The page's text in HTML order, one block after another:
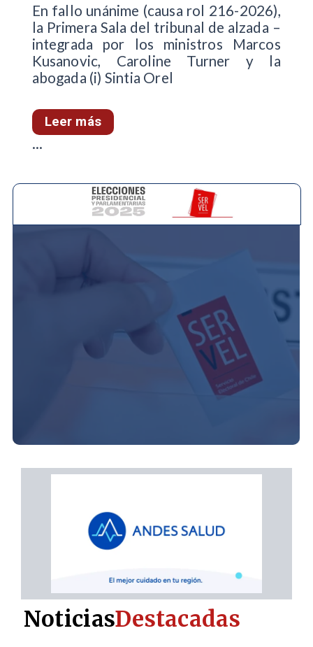
En fallo unánime (causa rol 216-2026),
la Primera Sala del tribunal de alzada –
integrada por los ministros Marcos
Kusanovic, Caroline Turner y la
abogada (i) Sintia Orel
Leer más
...
NoticiasDestacadas